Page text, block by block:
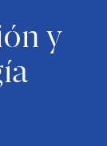
y